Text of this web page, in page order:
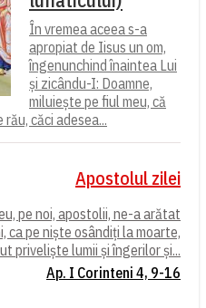
În vremea aceea s-a
apropiat de Iisus un om,
îngenunchind înaintea Lui
și zicându-I: Doamne,
miluiește pe fiul meu, că
căci adesea...
Apostolul zilei
pe noi, apostolii, ne-a arătat
ca pe niște osândiți la moarte,
priveliște lumii și îngerilor și...
Ap. I Corinteni 4, 9-16